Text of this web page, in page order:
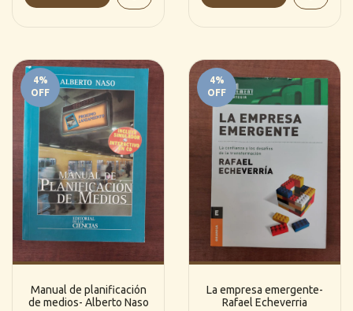
4%
OFF
Manual de planificación
de medios- Alberto Naso
4%
OFF
La empresa emergente-
Rafael Echeverria